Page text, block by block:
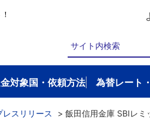
対象国・依頼方法 為替レート
レスリリース > 飯田信用金庫 SBIレミ